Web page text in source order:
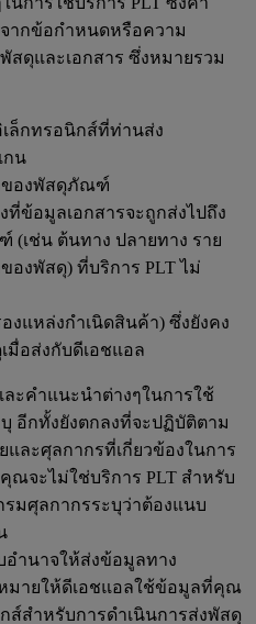
ากข้อกำหนดหรือความ
สดุและเอกสาร ซึ่งหมายรวม
ล็กทรอนิกส์ที่ท่านส่ง
กน
ของพัสดุภัณฑ์
ที่ข้อมูลเอกสารจะถูกส่งไปถึง
(เช่น ต้นทาง ปลายทาง ราย
องพัสดุ) ที่บริการ PLT ไม่
งแหล่งกำเนิดสินค้า) ซึ่งยังคง
มื่อส่งกับดีเอชแอล
ะคำแนะนำต่างๆในการใช้
อีกทั้งยังตกลงที่จะปฏิบัติตาม
ละศุลกากรที่เกี่ยวข้องในการ
ณจะไม่ใช่บริการ PLT สำหรับ
ศุลกากรระบุว่าต้องแนบ
ำนาจให้ส่งข้อมูลทาง
มายให้ดีเอชแอลใช้ข้อมูลที่คุณ
ส์สำหรับการดำเนินการส่งพัสดุ